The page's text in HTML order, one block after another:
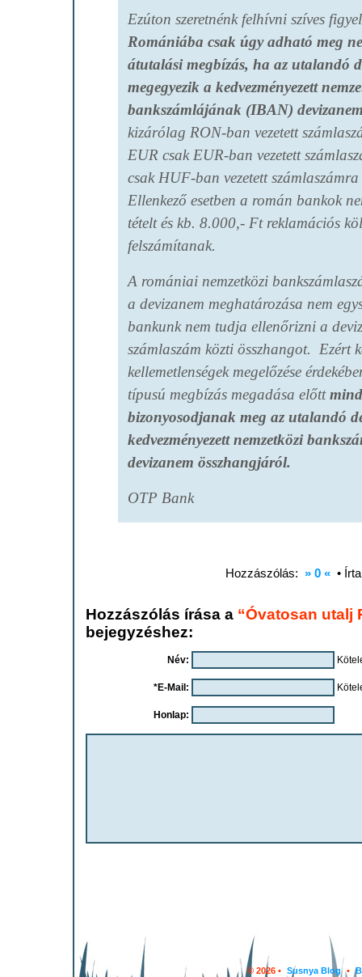
Ezúton szeretnénk felhívni szíves
Romániába csak úgy adható meg
átutalási megbízás, ha az utalandó
megegyezik a kedvezményezett
bankszámlájának (IBAN)
kizárólag RON-ban vezetett
EUR csak EUR-ban vezetett
csak HUF-ban vezetett
Ellenkező esetben a román bankok
tételt és kb. 8.000,- Ft reklamációs
felszámítanak.
A romániai nemzetközi
a devizanem meghatározása nem
bankunk nem tudja ellenőrizni a
számlaszám közti összhangot. Ezért
kellemetlenségek megelőzése
típusú megbízás megadása előtt
bizonyosodjanak meg az utalandó
kedvezményezett nemzetközi
devizanem összhangjáról.
OTP Bank
Hozzászólás: » 0 « •
Hozzászólás írása a “Óvatosan utalj
bejegyzéshez:
Név:
*E-Mail:
Honlap:
© 2026 • Susnya Blog •